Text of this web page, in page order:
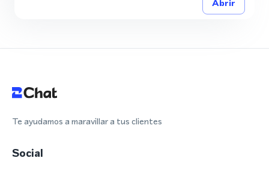
Abrir
Te ayudamos a maravillar a tus clientes
Social